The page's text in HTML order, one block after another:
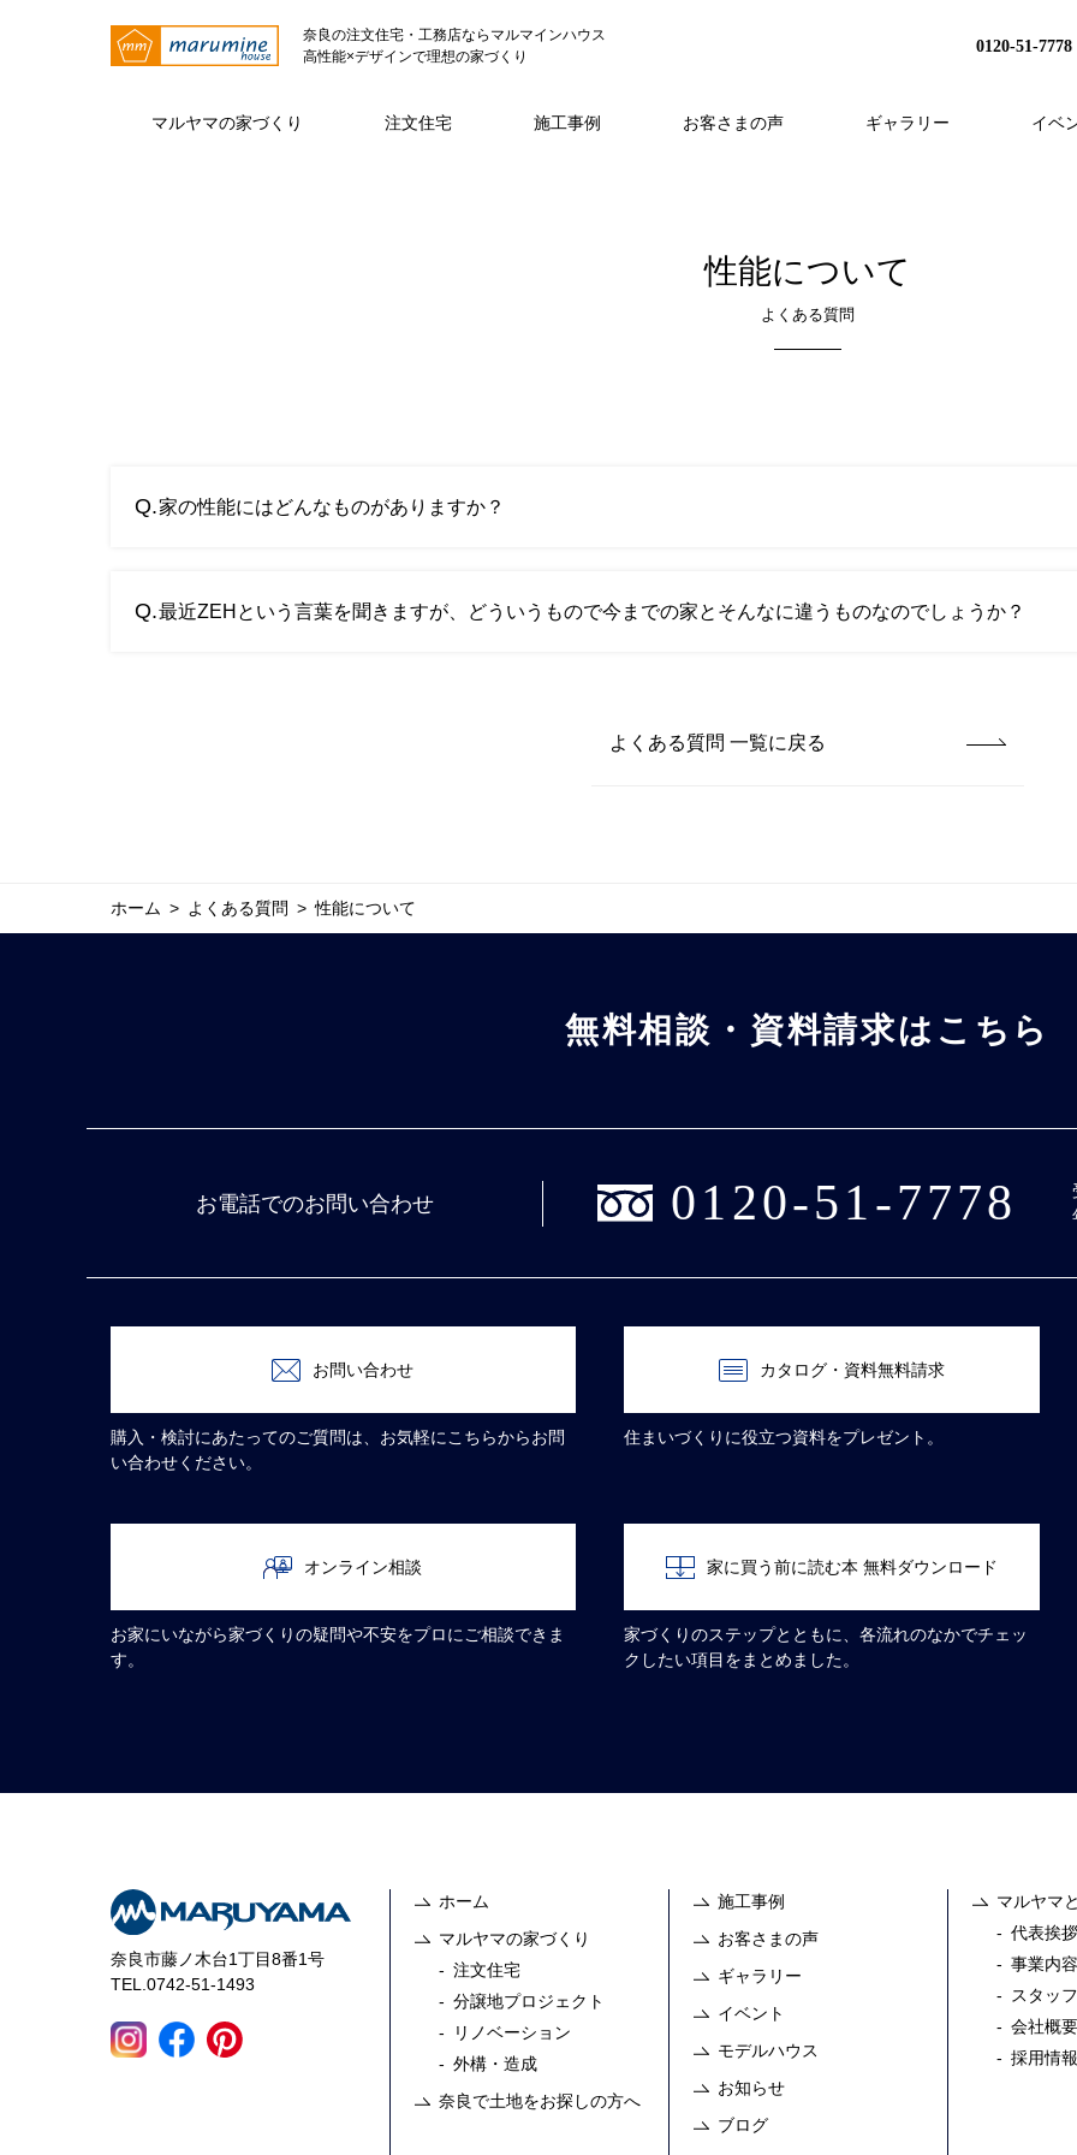
奈良の注文住宅・工務店ならマルマインハウス
高性能×デザインで理想の家づくり
0120-51-7778
マルヤマの家づくり 注文住宅 施工事例 お客さまの声 ギャラリー イベ
性能について
よくある質問
Q.家の性能にはどんなものがありますか？
どこまでが必要と思うか、優先順位をつけて整理することも大切です。マルマインハウスではZEHよりも高い断熱性能で
Q.最近ZEHという言葉を聞きますが、どういうもので今までの家とそんなに違うものなのでしょうか？
マルマインハウスでは高断熱・高気密のHEAT20 G2グレード仕様のモデルハウスをご用意していますので、夏は涼しく
よくある質問 一覧に戻る
ホーム よくある質問 性能について
無料相談・資料請求はこちら
お電話でのお問い合わせ 0120-51-7778
お問い合わせ
購入・検討にあたってのご質問は、お気軽にこちらからお問
い合わせください。
カタログ・資料無料請求
住まいづくりに役立つ資料をプレゼント。
オンライン相談
お家にいながら家づくりの疑問や不安をプロにご相談できま
す。
家に買う前に読む本 無料ダウンロード
家づくりのステップとともに、各流れのなかでチェッ
クしたい項目をまとめました。
奈良市藤ノ木台1丁目8番1号
TEL.0742-51-1493
ホーム
マルヤマの家づくり
注文住宅
分譲地プロジェクト
リノベーション
外構・造成
奈良で土地をお探しの方へ
施工事例
お客さまの声
ギャラリー
イベント
モデルハウス
お知らせ
ブログ
マルヤマ
代表挨拶
事業内容
スタッ
会社概要
採用情報